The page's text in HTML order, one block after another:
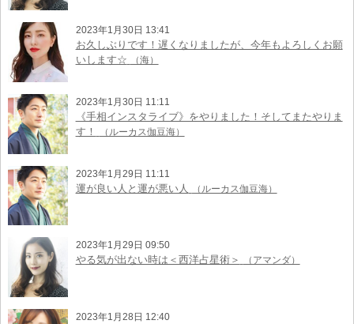
2023年1月30日 13:41
お久しぶりです！遅くなりましたが、今年もよろしくお願
いします☆
（海）
2023年1月30日 11:11
《手相インスタライブ》をやりました！そしてまたやりま
す！
（ルーカス伽豆海）
2023年1月29日 11:11
運が良い人と運が悪い人 （ルーカス伽豆海）
2023年1月29日 09:50
やる気が出ない時は＜西洋占星術＞ （アマンダ）
2023年1月28日 12:40